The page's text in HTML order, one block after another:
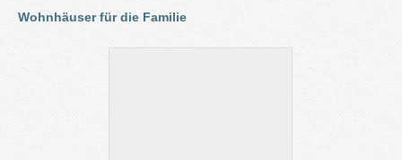
Wohnhäuser für die Familie